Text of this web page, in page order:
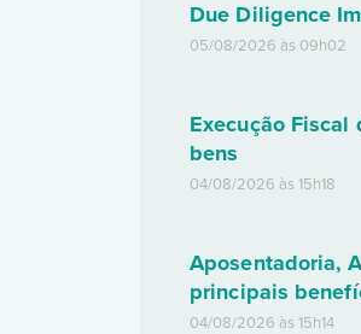
Due Diligence
05/08/2026 às 09h02
Execução Fiscal
bens
04/08/2026 às 15h18
Aposentadoria,
principais
04/08/2026 às 15h14